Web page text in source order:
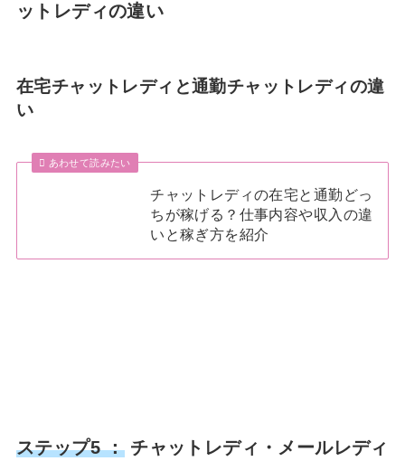
ットレディの違い
在宅チャットレディと通勤チャットレディの違
い
あわせて読みたい
チャットレディの在宅と通勤どっ
ちが稼げる？仕事内容や収入の違
いと稼ぎ方を紹介
ステップ5 ：チャットレディ・メールレディ